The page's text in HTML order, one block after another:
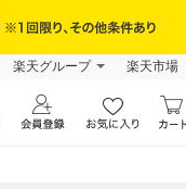
楽天グループ 楽天市場